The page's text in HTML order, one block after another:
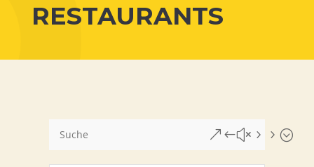
RESTAURANTS
&#x55;